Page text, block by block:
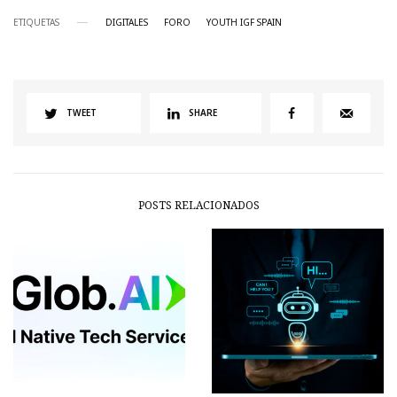
ETIQUETAS DIGITALES FORO YOUTH IGF SPAIN
TWEET SHARE
POSTS RELACIONADOS